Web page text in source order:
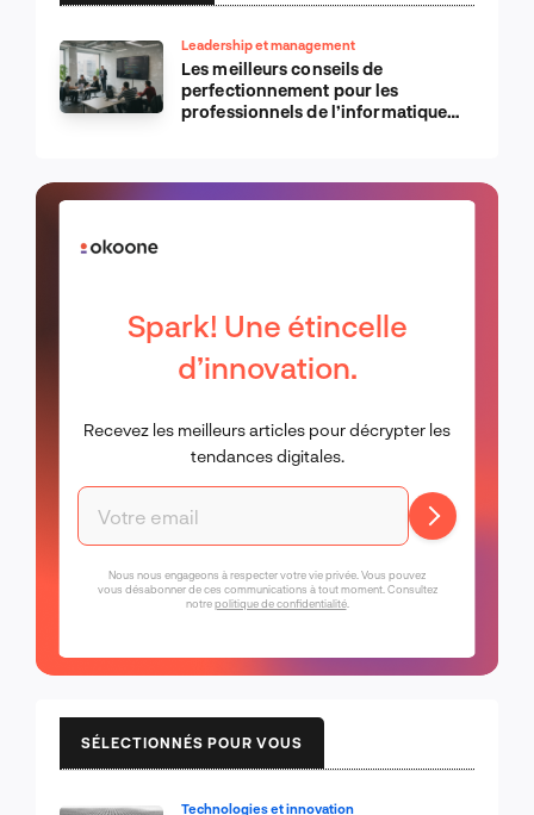
Leadership et management
Les meilleurs conseils de
perfectionnement pour les
professionnels de l’informatique
Spark! Une étincelle
d’innovation.
Recevez les meilleurs articles pour décrypter les
tendances digitales.
Nous nous engageons à respecter votre vie privée. Vous pouvez
vous désabonner de ces communications à tout moment. Consultez
notrepolitique de confidentialité.
SÉLECTIONNÉS POUR VOUS
Technologies et innovation